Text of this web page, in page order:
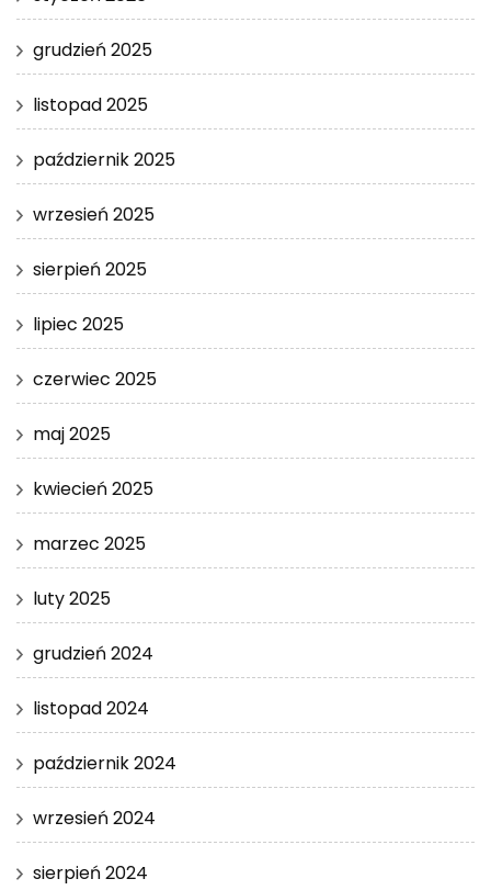
grudzień 2025
listopad 2025
październik 2025
wrzesień 2025
sierpień 2025
lipiec 2025
czerwiec 2025
maj 2025
kwiecień 2025
marzec 2025
luty 2025
grudzień 2024
listopad 2024
październik 2024
wrzesień 2024
sierpień 2024